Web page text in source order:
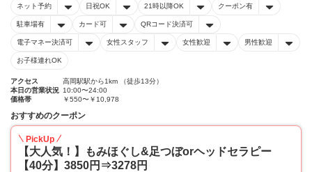
ネット予約 日祝OK 21時以降OK クーポン有
駐車場有 カード可 QRコード決済可
電子マネー決済可 女性スタッフ 女性歓迎 男性歓迎
お子様連れOK
アクセス
高岡駅駅から1km （徒歩13分）
本日の営業状況 10:00〜24:00
価格帯
￥550〜￥10,978
おすすめのクーポン
PickUp
【大人気！】もみほぐし&足つぼorヘッドセラピー
【40分】3850円⇒3278円